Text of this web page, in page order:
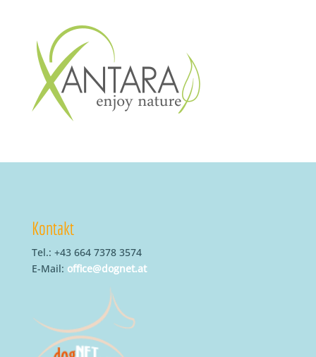
Kontakt
Tel.: +43 664 7378 3574
E-Mail: office@dognet.at